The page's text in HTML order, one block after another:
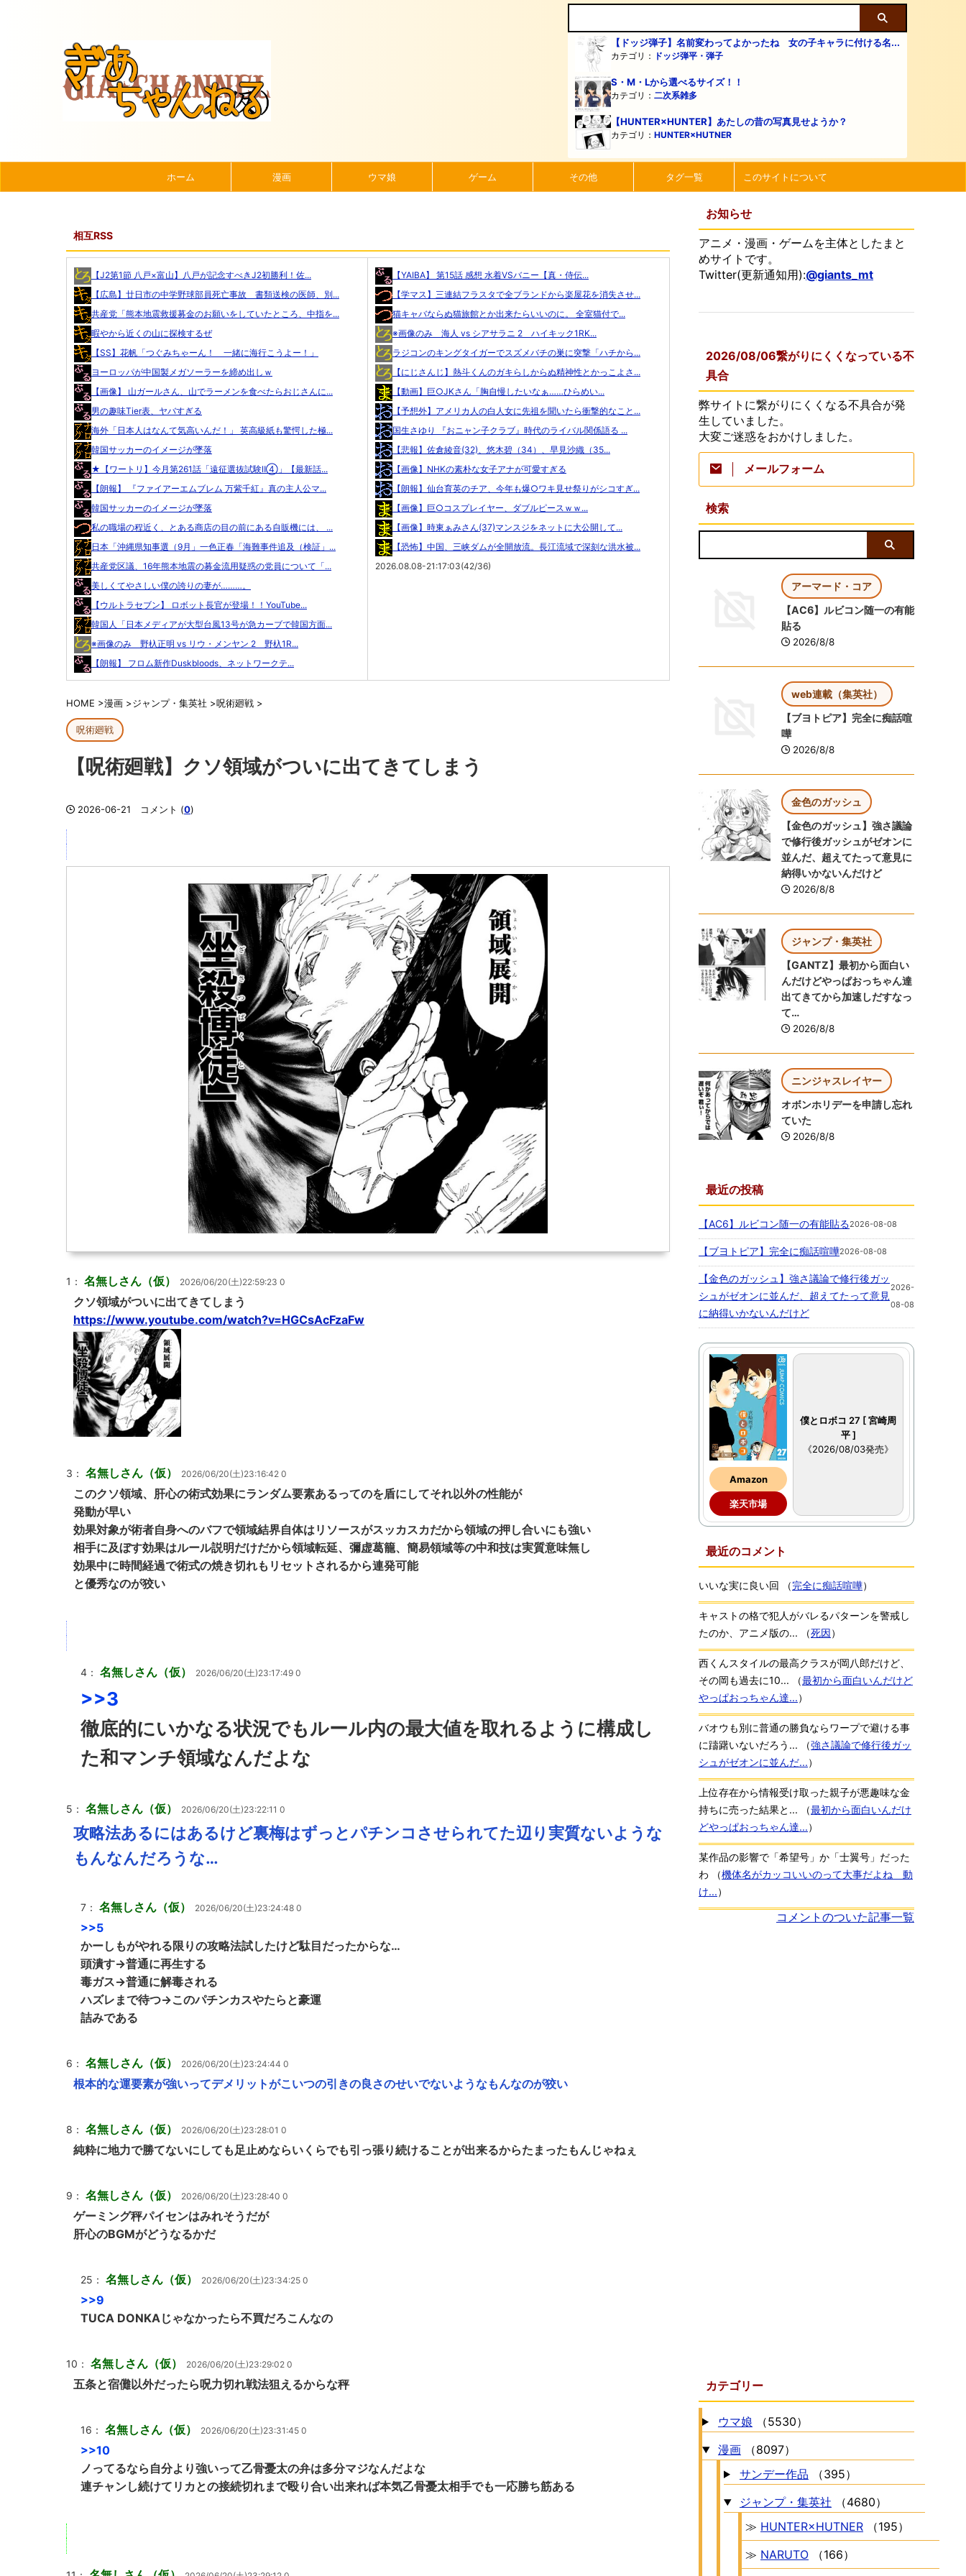
【ドッジ弾子】名前変わってよかったね 女の子キャラに付ける名...
カテゴリ： ドッジ弾平・弾子
S・M・Lから選べるサイズ！！
カテゴリ： 二次系雑多
【HUNTER×HUNTER】あたしの昔の写真見せようか？
カテゴリ： HUNTER×HUTNER
ホーム 漫画 ウマ娘 ゲーム その他 タグ一覧 このサイトについて
相互RSS
【J2第1節 八戸×富山】八戸が記念すべきJ2初勝利！佐...
【広島】廿日市の中学野球部員死亡事故 書類送検の医師、別...
共産党「熊本地震救援募金のお願いをしていたところ、中指を...
暇やから近くの山に探検するぜ
【SS】花帆「つぐみちゃーん！ 一緒に海行こうよー！」
ヨーロッパが中国製メガソーラーを締め出しｗ
【画像】 山ガールさん、山でラーメンを食べたらおじさんに...
男の趣味Tier表、ヤバすぎる
海外「日本人はなんて気高いんだ！」 英高級紙も驚愕した極...
韓国サッカーのイメージが墜落
★【ワートリ】今月第261話「遠征選抜試験Ⅱ④」【最新話...
【朗報】 『ファイアーエムブレム 万紫千紅』真の主人公マ...
韓国サッカーのイメージが墜落
私の職場の程近く、とある商店の目の前にある自販機には、 ...
日本「沖縄県知事選（9月」一色正春「海難事件追及（検証」...
共産党区議、16年熊本地震の募金流用疑惑の党員について「...
美しくてやさしい僕の誇りの妻が………。
【ウルトラセブン】 ロボット長官が登場！！YouTube...
韓国人「日本メディアが大型台風13号が急カーブで韓国方面...
※画像のみ 野杁正明 vs リウ・メンヤン 2 野杁1R...
【朗報】 フロム新作Duskbloods、ネットワークテ...
【YAIBA】 第15話 感想 水着VSバニー【真・侍伝...
【学マス】三連結フラスタで全ブランドから楽屋花を消失させ...
猫キャバならぬ猫旅館とか出来たらいいのに。 全室猫付で...
※画像のみ 海人 vs シアサラニ 2 ハイキック1RK...
ラジコンのキングタイガーでスズメバチの巣に突撃「ハチから...
【にじさんじ】熱斗くんのガキらしからぬ精神性とかっこよさ...
【動画】巨○JKさん「胸自慢したいなぁ……ひらめい...
【予想外】アメリカ人の白人女に先祖を聞いたら衝撃的なこと...
国生さゆり 『おニャン子クラブ』時代のライバル関係語る ...
【悲報】佐倉綾音(32)、悠木碧（34）、早見沙織（35...
【画像】NHKの素朴な女子アナが可愛すぎる
【朗報】仙台育英のチア、今年も爆○ワキ見せ祭りがシコすぎ...
【画像】巨○コスプレイヤー、ダブルピースｗｗ...
【画像】時東ぁみさん(37)マンスジをネットに大公開して...
【恐怖】中国、三峡ダムが全開放流。長江流域で深刻な洪水被...
2026.08.08-21:17:03(42/36)
HOME >漫画 >ジャンプ・集英社 >呪術廻戦 >
呪術廻戦
【呪術廻戦】クソ領域がついに出てきてしまう
2026-06-21 コメント (0)
1： 名無しさん（仮） 2026/06/20(土)22:59:23 0
クソ領域がついに出てきてしまう
https://www.youtube.com/watch?v=HGCsAcFzaFw
3： 名無しさん（仮） 2026/06/20(土)23:16:42 0
このクソ領域、肝心の術式効果にランダム要素あるってのを盾にしてそれ以外の性能が
発動が早い
効果対象が術者自身へのバフで領域結界自体はリソースがスッカスカだから領域の押し合いにも強い
相手に及ぼす効果はルール説明だけだから領域転延、彌虚葛籠、簡易領域等の中和技は実質意味無し
効果中に時間経過で術式の焼き切れもリセットされるから連発可能
と優秀なのが狡い
4： 名無しさん（仮） 2026/06/20(土)23:17:49 0
>>3
徹底的にいかなる状況でもルール内の最大値を取れるように構成し
た和マンチ領域なんだよな
5： 名無しさん（仮） 2026/06/20(土)23:22:11 0
攻略法あるにはあるけど裏梅はずっとパチンコさせられてた辺り実質ないような
もんなんだろうな…
7： 名無しさん（仮） 2026/06/20(土)23:24:48 0
>>5
かーしもがやれる限りの攻略法試したけど駄目だったからな…
頭潰す→普通に再生する
毒ガス→普通に解毒される
ハズレまで待つ→このパチンカスやたらと豪運
詰みである
6： 名無しさん（仮） 2026/06/20(土)23:24:44 0
根本的な運要素が強いってデメリットがこいつの引きの良さのせいでないようなもんなのが狡い
8： 名無しさん（仮） 2026/06/20(土)23:28:01 0
純粋に地力で勝てないにしても足止めならいくらでも引っ張り続けることが出来るからたまったもんじゃねぇ
9： 名無しさん（仮） 2026/06/20(土)23:28:40 0
ゲーミング秤パイセンはみれそうだが
肝心のBGMがどうなるかだ
25： 名無しさん（仮） 2026/06/20(土)23:34:25 0
>>9
TUCA DONKAじゃなかったら不買だろこんなの
10： 名無しさん（仮） 2026/06/20(土)23:29:02 0
五条と宿儺以外だったら呪力切れ戦法狙えるからな秤
16： 名無しさん（仮） 2026/06/20(土)23:31:45 0
>>10
ノってるなら自分より強いって乙骨憂太の弁は多分マジなんだよな
連チャンし続けてリカとの接続切れまで殴り合い出来れば本気乙骨憂太相手でも一応勝ち筋ある
お知らせ
アニメ・漫画・ゲームを主体としたまと
めサイトです。
Twitter(更新通知用):@giants_mt
2026/08/06繋がりにくくなっている不
具合
弊サイトに繋がりにくくなる不具合が発
生していました。
大変ご迷惑をおかけしました。
メールフォーム
検索
アーマード・コア
【AC6】ルビコン随一の有能
貼る
2026/8/8
web連載（集英社）
【ブヨトピア】完全に痴話喧
嘩
2026/8/8
金色のガッシュ
【金色のガッシュ】強さ議論
で修行後ガッシュがゼオンに
並んだ、超えてたって意見に
納得いかないんだけど
2026/8/8
ジャンプ・集英社
【GANTZ】最初から面白い
んだけどやっぱおっちゃん達
出てきてから加速しだすなっ
て…
2026/8/8
ニンジャスレイヤー
オボンホリデーを申請し忘れ
ていた
2026/8/8
最近の投稿
【AC6】ルビコン随一の有能貼る2026-08-08
【ブヨトピア】完全に痴話喧嘩2026-08-08
【金色のガッシュ】強さ議論で修行後ガッ
シュがゼオンに並んだ、超えてたって意見
に納得いかないんだけど
2026-
08-08
Amazon
楽天市場
僕とロボコ 27 [ 宮崎周
平 ]
《2026/08/03発売》
最近のコメント
いいな実に良い回 （完全に痴話喧嘩）
キャストの格で犯人がバレるパターンを警戒し
たのか、アニメ版の...
（死因）
西くんスタイルの最高クラスが岡八郎だけど、
その岡も過去に10...
（最初から面白いんだけど
やっぱおっちゃん達...）
バオウも別に普通の勝負ならワープで避ける事
に躊躇いないだろう...
（強さ議論で修行後ガッ
シュがゼオンに並んだ...）
上位存在から情報受け取った親子が悪趣味な金
持ちに売った結果と...
（最初から面白いんだけ
どやっぱおっちゃん達...）
某作品の影響で「希望号」か「士翼号」だった
わ
（機体名がカッコいいのって大事だよね 動
け...）
コメントのついた記事一覧
カテゴリー
ウマ娘
（5530）
漫画
（8097）
サンデー作品
（395）
ジャンプ・集英社
（4680）
≫ HUNTER×HUTNER
（195）
≫ NARUTO
（166）